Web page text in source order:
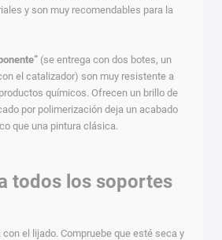
y son muy recomendables para la
(se entrega con dos botes, un
el catalizador) son muy resistente a
químicos. Ofrecen un brillo de
por polimerización deja un acabado
que una pintura clásica.
todos los soportes
con el lijado. Compruebe que esté seca y